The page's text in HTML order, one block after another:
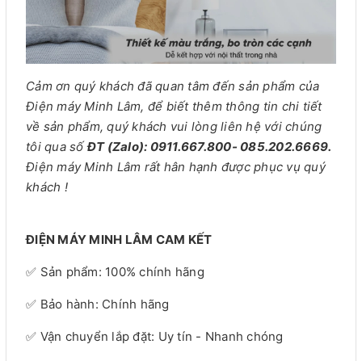
Cảm ơn quý khách đã quan tâm đến sản phẩm của
Điện máy Minh Lâm, để biết thêm thông tin chi tiết
về sản phẩm, quý khách vui lòng liên hệ với chúng
tôi qua sốĐT (Zalo): 0911.667.800- 085.202.6669.
Điện máy Minh Lâm rất hân hạnh được phục vụ quý
khách !
ĐIỆN MÁY MINH LÂM CAM KẾT
✅ Sản phẩm: 100% chính hãng
✅ Bảo hành: Chính hãng
✅ Vận chuyển lắp đặt: Uy tín - Nhanh chóng